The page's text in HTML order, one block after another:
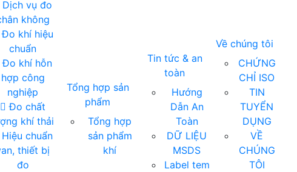
Dịch vụ đo
không
Đo khí hiệu
chuẩn
Đo khí hỗn
hợp công
nghiệp
Đo chất
khí thải
Hiệu chuẩn
thiết bị
đo
Tổng hợp sản
phẩm
Tổng hợp
sản phẩm
khí
Tin tức & an
toàn
Hướng
Dẫn An
Toàn
DỮ LIỆU
MSDS
Label tem
Về chúng tôi
CHỨNG
CHỈ ISO
TIN
TUYỂN
DỤNG
VỀ
CHÚNG
TÔI